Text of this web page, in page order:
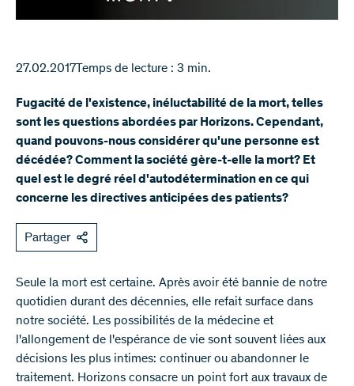
27.02.2017Temps de lecture : 3 min.
Fugacité de l'existence, inéluctabilité de la mort, telles
sont les questions abordées par Horizons. Cependant,
quand pouvons-nous considérer qu'une personne est
décédée? Comment la société gère-t-elle la mort? Et
quel est le degré réel d'autodétermination en ce qui
concerne les directives anticipées des patients?
Partager
Seule la mort est certaine. Après avoir été bannie de notre
quotidien durant des décennies, elle refait surface dans
notre société. Les possibilités de la médecine et
l'allongement de l'espérance de vie sont souvent liées aux
décisions les plus intimes: continuer ou abandonner le
traitement. Horizons consacre un point fort aux travaux de